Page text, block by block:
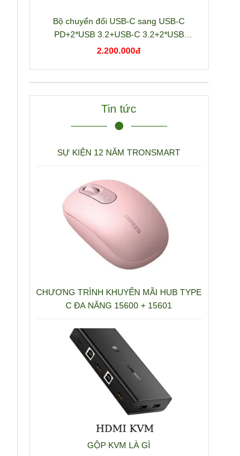
Bộ chuyển đổi USB-C sang USB-C
PD+2*USB 3.2+USB-C 3.2+2*USB
3.0+RJ45+2*HDMI+DP+SD/TF+3.5mm
2.200.000đ
Tin tức
SỰ KIỆN 12 NĂM TRONSMART
CHƯƠNG TRÌNH KHUYẾN MÃI HUB TYPE
C ĐA NĂNG 15600 + 15601
GỘP KVM LÀ GÌ